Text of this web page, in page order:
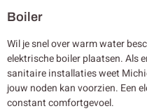
Boiler
Wil je snel over warm water
elektrische boiler plaatsen. Als
sanitaire installaties weet
jouw noden kan voorzien. Een
constant comfortgevoel.